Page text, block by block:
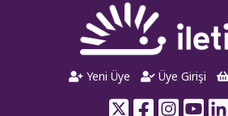
Yeni Üye Üye Girişi